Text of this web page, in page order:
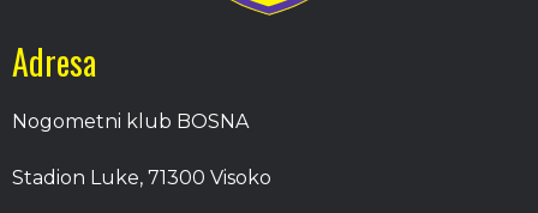
Adresa
Nogometni klub BOSNA
Stadion Luke, 71300 Visoko